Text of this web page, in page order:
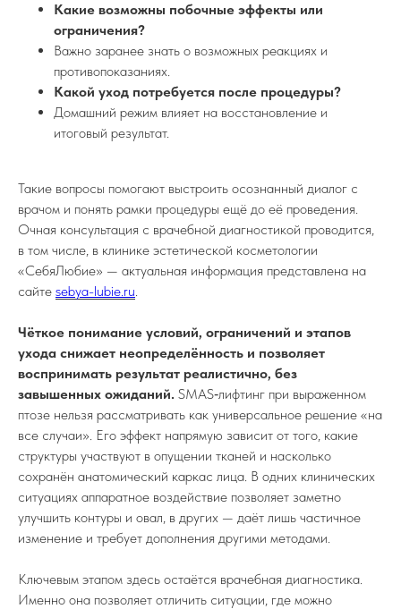
Какие возможны побочные эффекты или
ограничения?
Важно заранее знать о возможных реакциях и
противопоказаниях.
Какой уход потребуется после процедуры?
Домашний режим влияет на восстановление и
итоговый результат.
Такие вопросы помогают выстроить осознанный диалог с
врачом и понять рамки процедуры ещё до её проведения.
Очная консультация с врачебной диагностикой проводится,
в том числе, в клинике эстетической косметологии
«СебяЛюбие» — актуальная информация представлена на
сайте sebya-lubie.ru.
Чёткое понимание условий, ограничений и этапов
ухода снижает неопределённость и позволяет
воспринимать результат реалистично, без
завышенных ожиданий. SMAS‑лифтинг при выраженном
птозе нельзя рассматривать как универсальное решение «на
все случаи». Его эффект напрямую зависит от того, какие
структуры участвуют в опущении тканей и насколько
сохранён анатомический каркас лица. В одних клинических
ситуациях аппаратное воздействие позволяет заметно
улучшить контуры и овал, в других — даёт лишь частичное
изменение и требует дополнения другими методами.
Ключевым этапом здесь остаётся врачебная диагностика.
Именно она позволяет отличить ситуации, где можно